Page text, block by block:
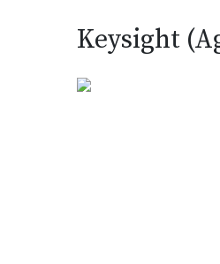
Keysight